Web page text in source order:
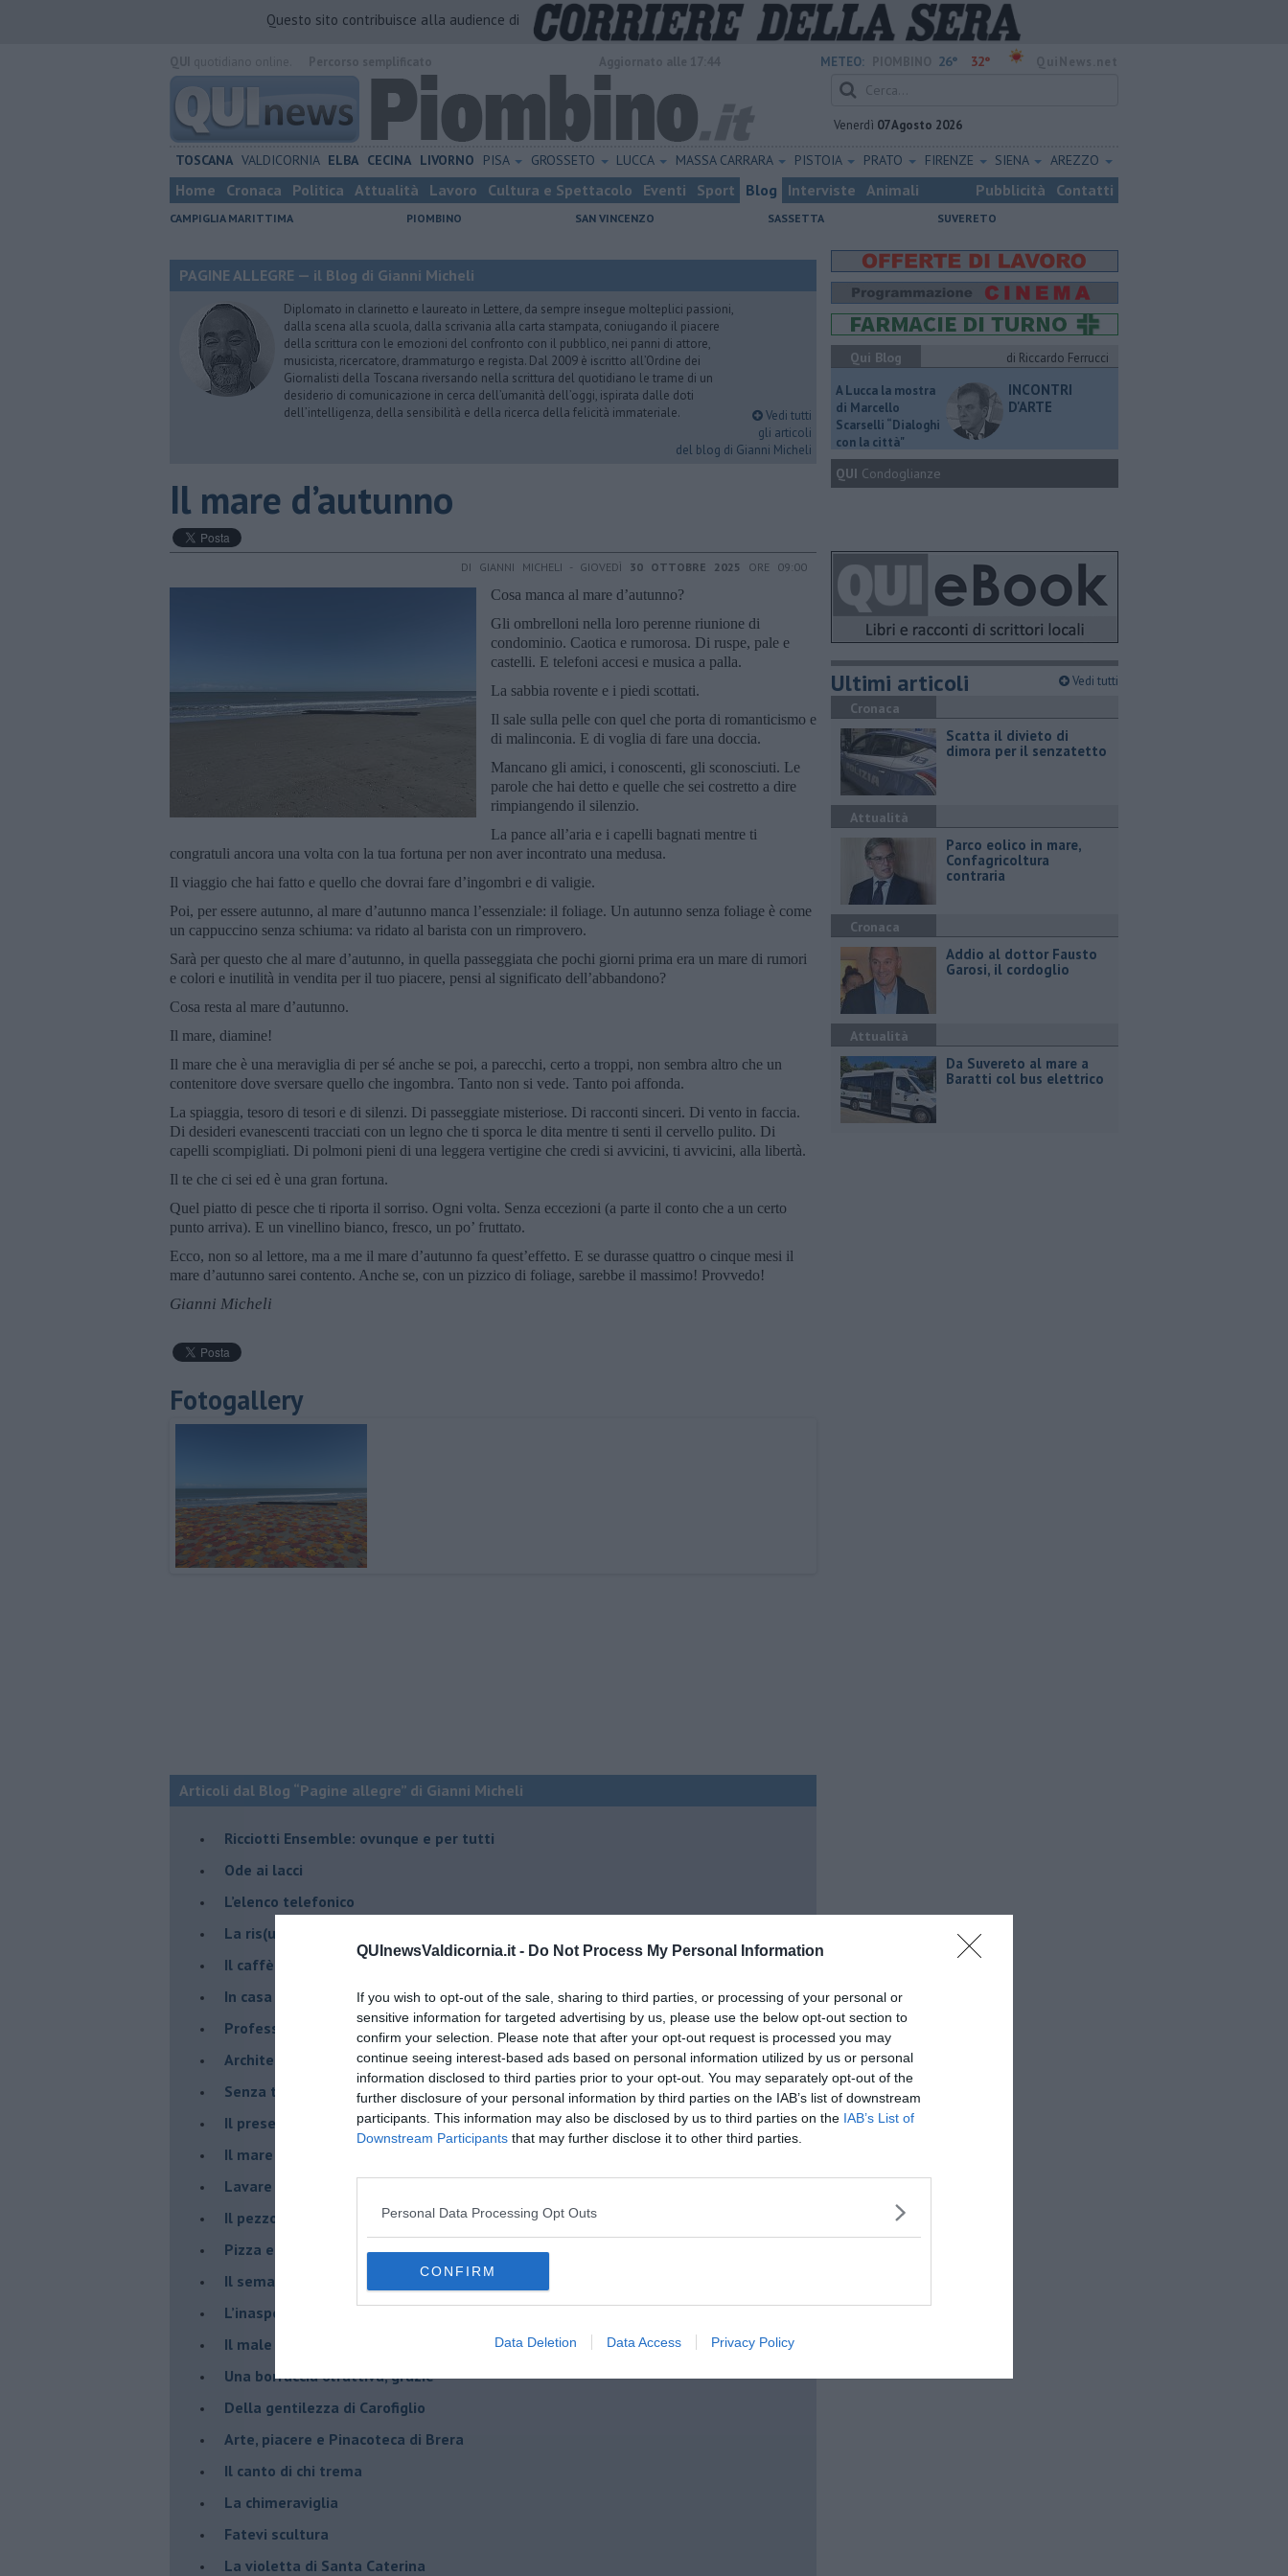
QUInewsValdicornia.it - Do Not Process My Personal Information
If you wish to opt-out of the sale, sharing to third parties, or processing of your personal or
sensitive information for targeted advertising by us, please use the below opt-out section to
confirm your selection. Please note that after your opt-out request is processed you may
continue seeing interest-based ads based on personal information utilized by us or personal
information disclosed to third parties prior to your opt-out. You may separately opt-out of the
further disclosure of your personal information by third parties on the IAB’s list of downstream
participants. This information may also be disclosed by us to third parties on the IAB’s List of
Downstream Participants that may further disclose it to other third parties.
Personal Data Processing Opt Outs
CONFIRM
Data Deletion Data Access Privacy Policy
Questo sito contribuisce alla audience di
METEO: 26° 32°
Venerdì 07 Agosto 2026
TOSCANA VALDICORNIA ELBA CECINA LIVORNO PISA GROSSETO LUCCA MASSA CARRARA PISTOIA PRATO FIRENZE SIENA AREZZO
Home Cronaca Politica Attualità Lavoro Cultura e Spettacolo Eventi Sport Blog Interviste Animali Pubblicità Contatti
CAMPIGLIA MARITTIMA PIOMBINO SAN VINCENZO SASSETTA SUVERETO
PAGINE ALLEGRE — il Blog di Gianni Micheli
Diplomato in clarinetto e laureato in Lettere, da sempre insegue molteplici passioni,
dalla scena alla scuola, dalla scrivania alla carta stampata, coniugando il piacere
della scrittura con le emozioni del confronto con il pubblico, nei panni di attore,
musicista, ricercatore, drammaturgo e regista. Dal 2009 è iscritto all’Ordine dei
Giornalisti della Toscana riversando nella scrittura del quotidiano le trame di un
desiderio di comunicazione in cerca dell’umanità dell’oggi, ispirata dalle doti
dell’intelligenza, della sensibilità e della ricerca della felicità immateriale.
Vedi tutti
gli articoli
del blog di Gianni Micheli
​Il mare d’autunno
DI GIANNI MICHELI - GIOVEDÌ 30 OTTOBRE 2025 ORE 09:00
Cosa manca al mare d’autunno?
Gli ombrelloni nella loro perenne riunione di
condominio. Caotica e rumorosa. Di ruspe, pale e
castelli. E telefoni accesi e musica a palla.
La sabbia rovente e i piedi scottati.
Il sale sulla pelle con quel che porta di romanticismo e
di malinconia. E di voglia di fare una doccia.
Mancano gli amici, i conoscenti, gli sconosciuti. Le
parole che hai detto e quelle che sei costretto a dire
rimpiangendo il silenzio.
La pance all’aria e i capelli bagnati mentre ti
congratuli ancora una volta con la tua fortuna per non aver incontrato una medusa.
Il viaggio che hai fatto e quello che dovrai fare d’ingombri e di valigie.
Poi, per essere autunno, al mare d’autunno manca l’essenziale: il foliage. Un autunno senza foliage è come
un cappuccino senza schiuma: va ridato al barista con un rimprovero.
Sarà per questo che al mare d’autunno, in quella passeggiata che pochi giorni prima era un mare di rumori
e colori e inutilità in vendita per il tuo piacere, pensi al significato dell’abbandono?
Cosa resta al mare d’autunno.
Il mare, diamine!
Il mare che è una meraviglia di per sé anche se poi, a parecchi, certo a troppi, non sembra altro che un
contenitore dove sversare quello che ingombra. Tanto non si vede. Tanto poi affonda.
La spiaggia, tesoro di tesori e di silenzi. Di passeggiate misteriose. Di racconti sinceri. Di vento in faccia.
Di desideri evanescenti tracciati con un legno che ti sporca le dita mentre ti senti il cervello pulito. Di
capelli scompigliati. Di polmoni pieni di una leggera vertigine che credi si avvicini, ti avvicini, alla libertà.
Il te che ci sei ed è una gran fortuna.
Quel piatto di pesce che ti riporta il sorriso. Ogni volta. Senza eccezioni (a parte il conto che a un certo
punto arriva). E un vinellino bianco, fresco, un po’ fruttato.
Ecco, non so al lettore, ma a me il mare d’autunno fa quest’effetto. E se durasse quattro o cinque mesi il
mare d’autunno sarei contento. Anche se, con un pizzico di foliage, sarebbe il massimo! Provvedo!
Gianni Micheli
Fotogallery
Articoli dal Blog “Pagine allegre” di Gianni Micheli
​Ricciotti Ensemble: ovunque e per tutti
Ode ai lacci
​L’elenco telefonico
​La ris(u)onanza
​Il caffè Mattia Moreni
​In casa ho una macchina del tempo
Professione: reporter
Architettura che abbaglia
​Senza tasche, un po’ come me
​Il presepe di San Martino
​Il mare d’autunno
​Lavare la coscienza
​Il pezzo di legno
​Pizza e birra
​Il semaforo rosso
​L’inaspettato
​Il male è zucchero
​Una borraccia olfattiva, grazie
​Della gentilezza di Carofiglio
Arte, piacere e Pinacoteca di Brera
​Il canto di chi trema
La chimeraviglia
​Fatevi scultura
​La violetta di Santa Caterina
Qui Blog
di Riccardo Ferrucci
A Lucca la mostra
di Marcello
Scarselli “Dialoghi
con la città"
INCONTRI
D'ARTE
QUI Condoglianze
Ultimi articoli Vedi tutti
Cronaca
Scatta il divieto di
dimora per il senzatetto
Attualità
Parco eolico in mare,
Confagricoltura
contraria
Cronaca
Addio al dottor Fausto
Garosi, il cordoglio
Attualità
Da Suvereto al mare a
Baratti col bus elettrico